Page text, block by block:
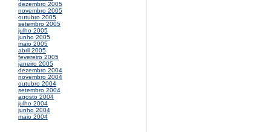
dezembro 2005
novembro 2005
outubro 2005
setembro 2005
julho 2005
junho 2005
maio 2005
abril 2005
fevereiro 2005
janeiro 2005
dezembro 2004
novembro 2004
outubro 2004
setembro 2004
agosto 2004
julho 2004
junho 2004
maio 2004